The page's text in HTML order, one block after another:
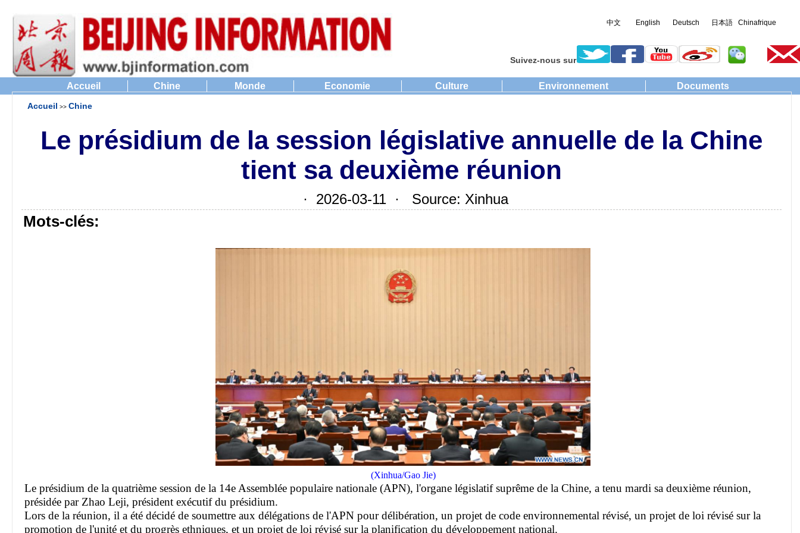
中文 English Deutsch 日本語 Chinafrique
Suivez-nous sur
Accueil Chine Monde Economie Culture Environnement Documents
Accueil >>Chine
Le présidium de la session législative annuelle de la Chine
tient sa deuxième réunion
· 2026-03-11 · Source: Xinhua
Mots-clés:
(Xinhua/Gao Jie)
Le présidium de la quatrième session de la 14e Assemblée populaire nationale (APN), l'organe législatif suprême de la Chine, a tenu mardi sa deuxième réunion,
présidée par Zhao Leji, président exécutif du présidium.
Lors de la réunion, il a été décidé de soumettre aux délégations de l'APN pour délibération, un projet de code environnemental révisé, un projet de loi révisé sur la
promotion de l'unité et du progrès ethniques, et un projet de loi révisé sur la planification du développement national.